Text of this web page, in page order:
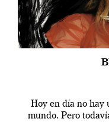
Hoy en día no hay
mundo. Pero